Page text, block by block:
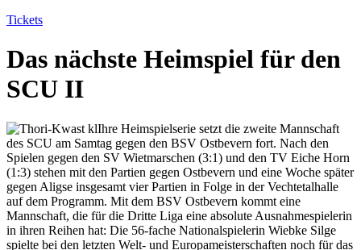
Tickets
Das nächste Heimspiel für den
SCU II
Ihre Heimspielserie setzt die zweite Mannschaft
des SCU am Samtag gegen den BSV Ostbevern fort. Nach den
Spielen gegen den SV Wietmarschen (3:1) und den TV Eiche Horn
(1:3) stehen mit den Partien gegen Ostbevern und eine Woche später
gegen Aligse insgesamt vier Partien in Folge in der Vechtetalhalle
auf dem Programm. Mit dem BSV Ostbevern kommt eine
Mannschaft, die für die Dritte Liga eine absolute Ausnahmespielerin
in ihren Reihen hat: Die 56-fache Nationalspielerin Wiebke Silge
spielte bei den letzten Welt- und Europameisterschaften noch für das